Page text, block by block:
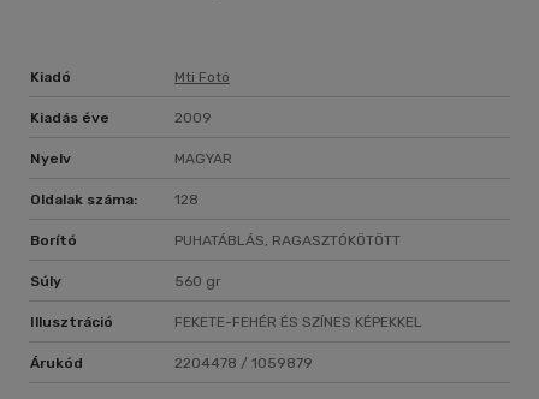
Kiadó Mti Fotó
Kiadás éve 2009
Nyelv MAGYAR
Oldalak száma: 128
Borító PUHATÁBLÁS, RAGASZTÓKÖTÖTT
Súly 560 gr
Illusztráció FEKETE-FEHÉR ÉS SZÍNES KÉPEKKEL
Árukód 2204478 / 1059879